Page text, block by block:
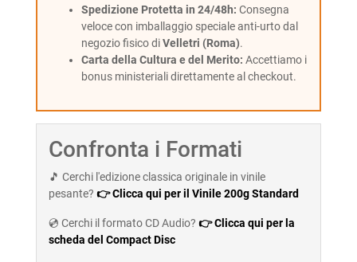
Spedizione Protetta in 24/48h: Consegna
veloce con imballaggio speciale anti-urto dal
negozio fisico diVelletri (Roma).
Carta della Cultura e del Merito: Accettiamo i
bonus ministeriali direttamente al checkout.
Confronta i Formati
🎵 Cerchi l'edizione classica originale in vinile
pesante? 👉 Clicca qui per il Vinile 200g Standard
💿 Cerchi il formato CD Audio? 👉 Clicca qui per la
scheda del Compact Disc